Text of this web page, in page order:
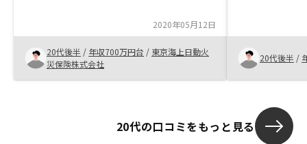
2020年05月12日
20代後半 / 年収700万円台 / 東京海上日動火
災保険株式会社
ではないかと
20代後半 /
20代の口コミをもっと見る